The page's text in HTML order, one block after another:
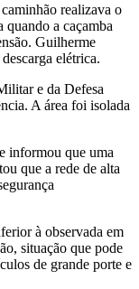
realizava o
quando a caçamba
Guilherme
elétrica.
e da Defesa
A área foi isolada
informou que uma
que a rede de alta
à observada em
situação que pode
de grande porte e